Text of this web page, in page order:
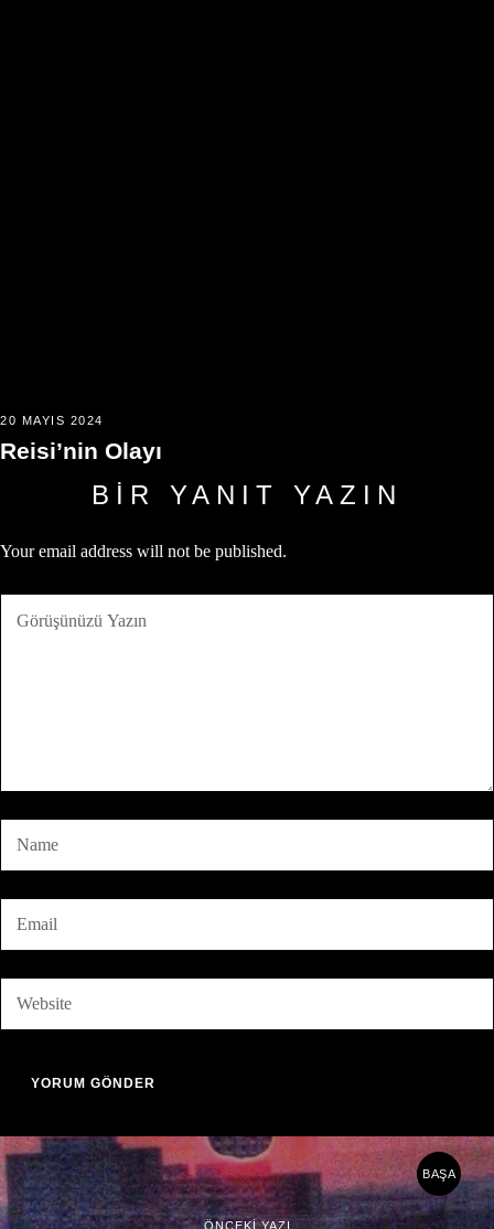
20 MAYIS 2024
Reisi’nin Olayı
BIR YANIT YAZIN
Your email address will not be published.
ÖNCEKİ YAZI
BAŞA